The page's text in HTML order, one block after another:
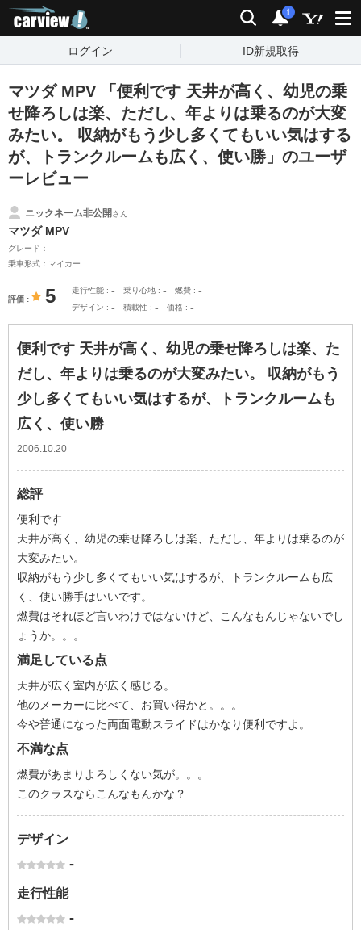
検索 通知
i
ログイン ID新規取得
マツダ MPV 「便利です 天井が高く、幼児の乗
せ降ろしは楽、ただし、年よりは乗るのが大変
みたい。 収納がもう少し多くてもいい気はする
が、トランクルームも広く、使い勝」のユーザ
ーレビュー
ニックネーム非公開さん
マツダ MPV
グレード：-
乗車形式：マイカー
評価 5 走行性能 - 乗り心地 - 燃費 -
デザイン - 積載性 - 価格 -
便利です 天井が高く、幼児の乗せ降ろしは楽、た
だし、年よりは乗るのが大変みたい。 収納がもう
少し多くてもいい気はするが、トランクルームも
広く、使い勝
2006.10.20
総評
便利です
天井が高く、幼児の乗せ降ろしは楽、ただし、年よりは乗るのが
大変みたい。
収納がもう少し多くてもいい気はするが、トランクルームも広
く、使い勝手はいいです。
燃費はそれほど言いわけではないけど、こんなもんじゃないでし
ょうか。。。
満足している点
天井が広く室内が広く感じる。
他のメーカーに比べて、お買い得かと。。。
今や普通になった両面電動スライドはかなり便利ですよ。
不満な点
燃費があまりよろしくない気が。。。
このクラスならこんなもんかな？
デザイン
-
走行性能
-